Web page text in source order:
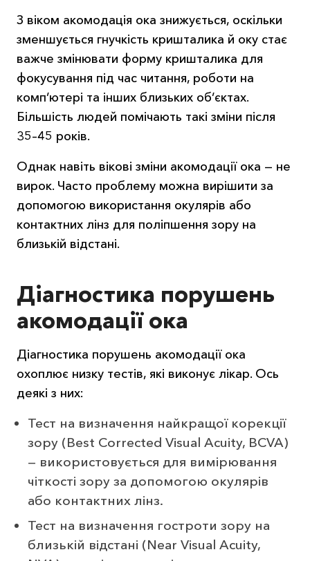
З віком акомодація ока знижується, оскільки
зменшується гнучкість кришталика й оку стає
важче змінювати форму кришталика для
фокусування під час читання, роботи на
комп’ютері та інших близьких об’єктах.
Більшість людей помічають такі зміни після
35–45 років.
Однак навіть вікові зміни акомодації ока — не
вирок. Часто проблему можна вирішити за
допомогою використання окулярів або
контактних лінз для поліпшення зору на
близькій відстані.
Діагностика порушень
акомодації ока
Діагностика порушень акомодації ока
охоплює низку тестів, які виконує лікар. Ось
деякі з них:
Тест на визначення найкращої корекції
зору (Best Corrected Visual Acuity, BCVA)
— використовується для вимірювання
чіткості зору за допомогою окулярів
або контактних лінз.
Тест на визначення гостроти зору на
близькій відстані (Near Visual Acuity,